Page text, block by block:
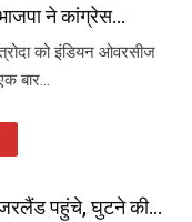
ने कांग्रेस...
को इंडियन ओवरसीज
बार...
पहुंचे, घुटने की...